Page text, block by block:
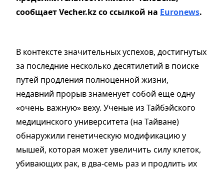
сообщает Vecher.kz со ссылкой на Еuronews.
В контексте значительных успехов, достигнутых
за последние несколько десятилетий в поиске
путей продления полноценной жизни,
недавний прорыв знаменует собой еще одну
«очень важную» веху. Ученые из Тайбэйского
медицинского университета (на Тайване)
обнаружили генетическую модификацию у
мышей, которая может увеличить силу клеток,
убивающих рак, в два-семь раз и продлить их